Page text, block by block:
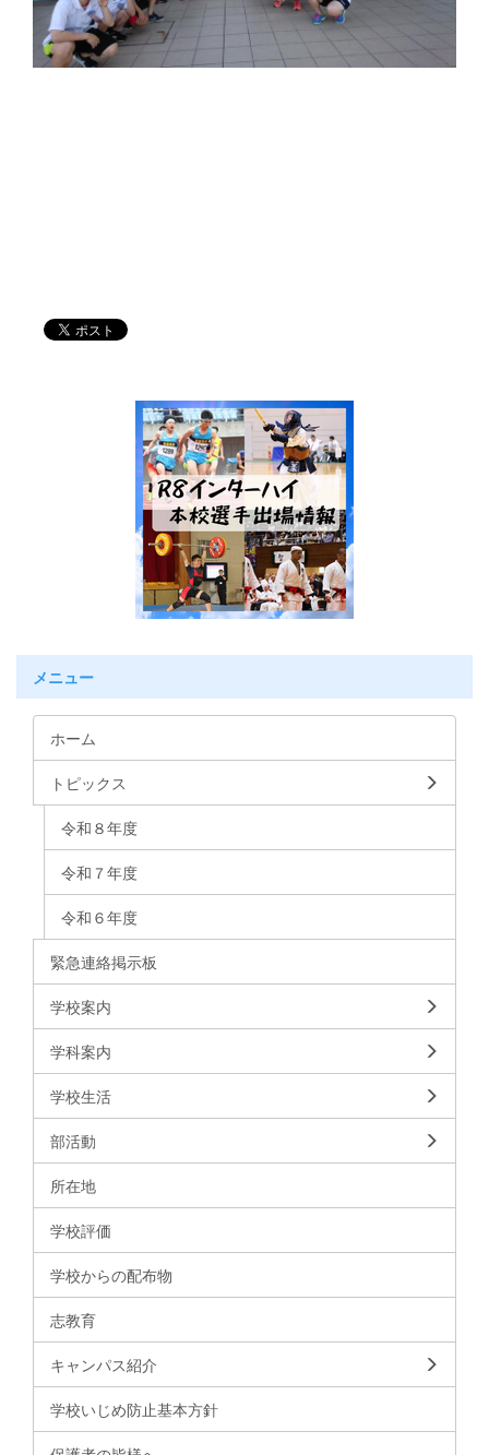
メニュー
ホーム
トピックス
令和８年度
令和７年度
令和６年度
緊急連絡掲示板
学校案内
学科案内
学校生活
部活動
所在地
学校評価
学校からの配布物
志教育
キャンパス紹介
学校いじめ防止基本方針